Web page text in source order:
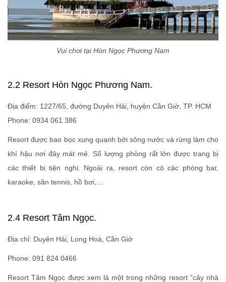
Vui chơi tại Hòn Ngọc Phương Nam
2.2 Resort Hòn Ngọc Phương Nam.
Địa điểm: 1227/65, đường Duyên Hải, huyện Cần Giờ, TP. HCM
Phone: 0934 061 386
Resort được bao bọc xung quanh bởi sông nước và rừng làm cho
khí hậu nơi đây mát mẻ. Số lượng phòng rất lớn được trang bị
các thiết bị tiện nghi. Ngoài ra, resort còn có các phòng bar,
karaoke, sân tennis, hồ bơi,…
2.4 Resort Tâm Ngọc.
Địa chỉ: Duyên Hải, Long Hoà, Cần Giờ
Phone: 091 824 0466
Resort Tâm Ngọc được xem là một trong những resort “cây nhà